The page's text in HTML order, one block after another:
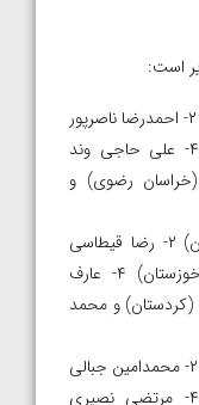
است:
۵۵ کیلوگرم: ۱- امیررضا ده بزرگی (فارس) ۲- احمدرضا ناصرپور
(فارس) ۳- محمدمهدی جواهری (قم) ۴- علی حاجی وند
(خراسان رضوی) و
۶۰ کیلوگرم: ۱- سعید اسمعیلی (خوزستان) ۲- رضا قیطاسی
(خوزستان) ۳- امیرحسین خوانساری (خوزستان) ۴- عارف
مرادی (کردستان) و محمد
۶۳ کیلوگرم: ۱- ایمان محمدی (خوزستان) ۲- محمدامین جبالی
فر (قم) ۳- امید احمدی (خوزستان) ۴- مرتضی نصیری